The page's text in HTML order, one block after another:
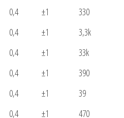
0,4 ±1
330
0,4 ±1
3,3k
0,4 ±1
33k
0,4 ±1
390
0,4 ±1
39
0,4 ±1
470